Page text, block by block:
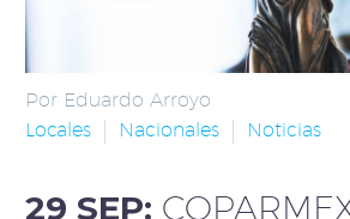
Por Eduardo Arroyo
Locales
Nacionales Noticias
29 SEP: